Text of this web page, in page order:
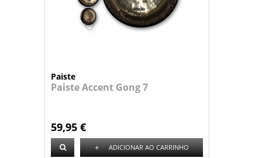
Paiste
Paiste Accent Gong 7
59,95 €
+ ADICIONAR AO CARRINHO